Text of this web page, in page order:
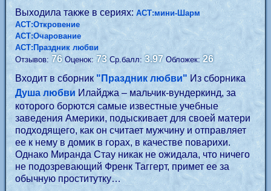
Выходила также в сериях: АСТ:мини-Шарм
АСТ:Откровение
АСТ:Очарование
АСТ:Праздник любви
Отзывов: 76 Оценок:73 Ср.балл: 3.97 Обложек:26
Входит в сборник "Праздник любви" Из сборника
Душа любвиИлайджа – мальчик-вундеркинд, за
которого борются самые известные учебные
заведения Америки, подыскивает для своей матери
подходящего, как он считает мужчину и отправляет
ее к нему в домик в горах, в качестве поварихи.
Однако Миранда Стау никак не ожидала, что ничего
не подозревающий Френк Таггерт, примет ее за
обычную проститутку…